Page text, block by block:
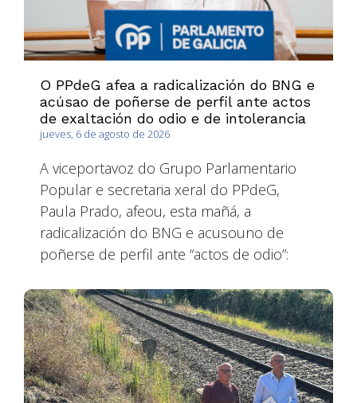
O PPdeG afea a radicalización do BNG e
acúsao de poñerse de perfil ante actos
de exaltación do odio e de intolerancia
jueves, 6 de agosto de 2026
A viceportavoz do Grupo Parlamentario
Popular e secretaria xeral do PPdeG,
Paula Prado, afeou, esta mañá, a
radicalización do BNG e acusouno de
poñerse de perfil ante “actos de odio”: